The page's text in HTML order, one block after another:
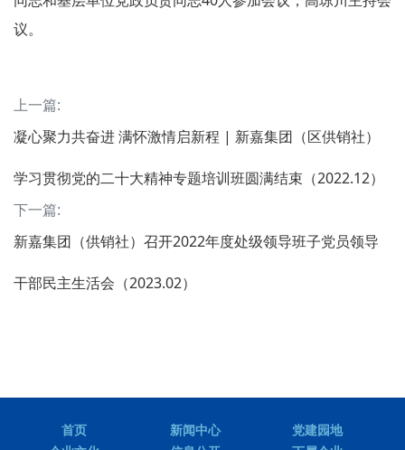
议。
上一篇:
凝心聚力共奋进 满怀激情启新程 | 新嘉集团（区供销社）
学习贯彻党的二十大精神专题培训班圆满结束（2022.12）
下一篇:
新嘉集团（供销社）召开2022年度处级领导班子党员领导
干部民主生活会（2023.02）
首页 新闻中心
党建园地